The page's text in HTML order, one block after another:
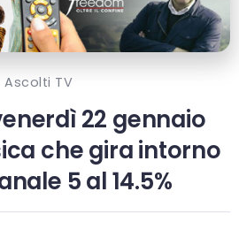
Ascolti TV
22 gennaio
che gira intorno
5 al 14.5%